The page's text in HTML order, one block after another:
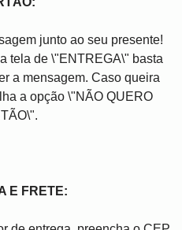
junto ao seu presente!
tela de \"ENTREGA\" basta
a mensagem. Caso queira
a opção \"NÃO QUERO
E FRETE: